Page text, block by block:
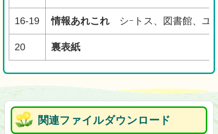
16-19 情報あれこれ シｰトス、図書館、ユ
20 裏表紙
関連ファイルダウンロード